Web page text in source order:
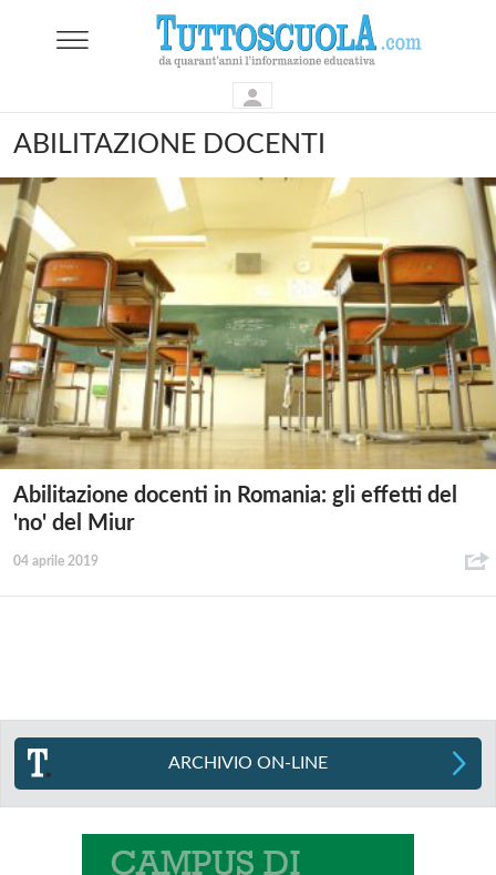
ABILITAZIONE DOCENTI
Abilitazione docenti in Romania: gli effetti del
'no' del Miur
04 aprile 2019
ARCHIVIO ON-LINE